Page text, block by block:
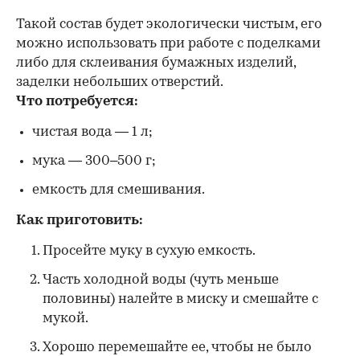
Такой состав будет экологически чистым, его
можно использовать при работе с поделками
либо для склеивания бумажных изделий,
заделки небольших отверстий.
Что потребуется:
чистая вода — 1 л;
мука — 300–500 г;
емкость для смешивания.
Как приготовить:
Просейте муку в сухую емкость.
Часть холодной воды (чуть меньше
половины) налейте в миску и смешайте с
мукой.
Хорошо перемешайте ее, чтобы не было